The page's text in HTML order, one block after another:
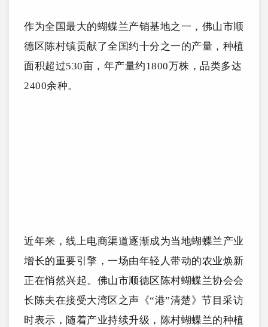
作为全国最大的蝴蝶兰产销基地之一，佛山市顺
德区陈村镇贡献了全国约十分之一的产量，种植
面积超过530亩，年产量约1800万株，品类多达
2400余种。
近年来，线上电商渠道逐渐成为当地蝴蝶兰产业
增长的重要引擎，一场由年轻人带动的农业焕新
正在悄然兴起。佛山市顺德区陈村蝴蝶兰协会会
长陈夫在接受大湾区之声《“港”清楚》节目采访
时表示，随着产业持续升级，陈村蝴蝶兰的种植